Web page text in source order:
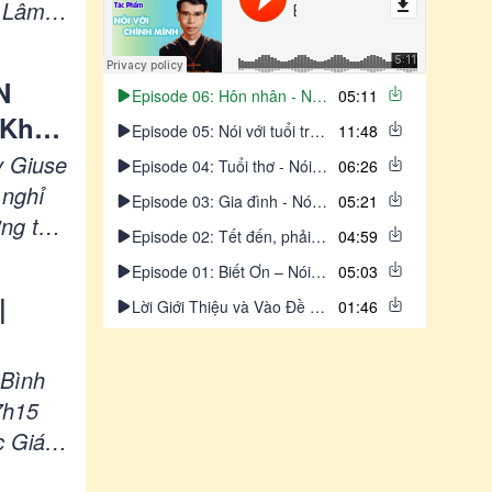
Giuse
thọ:
Giáo
Episode 06: Hôn nhân - Nói Với Chính Mình 05:11
Episode 05: Nói với tuổi trẻ về tình yêu - Nói Với Chính Mình
11:48
Episode 04: Tuổi thơ - Nói Với Chính Mình 06:26
Episode 03: Gia đình - Nói Với Chính Mình 05:21
Episode 02: Tết đến, phải nghĩ đến người khác - Nói Với Chính Mình 04:59
Episode 01: Biết Ơn – Nói Với Chính Mình 05:03
Lời Giới Thiệu và Vào Đề – Nói Với Chính Mình
01:46